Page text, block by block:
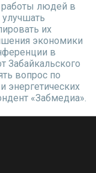
работы людей в
улучшать
их
экономики
в
Забайкальского
вопрос по
энергетических
«Забмедиа».